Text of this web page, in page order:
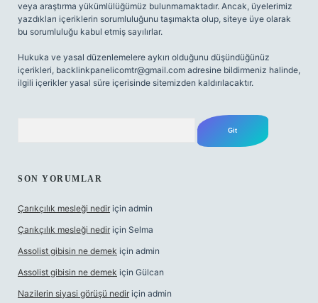
veya araştırma yükümlülüğümüz bulunmamaktadır. Ancak, üyelerimiz
yazdıkları içeriklerin sorumluluğunu taşımakta olup, siteye üye olarak
bu sorumluluğu kabul etmiş sayılırlar.
Hukuka ve yasal düzenlemelere aykırı olduğunu düşündüğünüz
içerikleri, backlinkpanelicomtr@gmail.com adresine bildirmeniz halinde,
ilgili içerikler yasal süre içerisinde sitemizden kaldırılacaktır.
SON YORUMLAR
Çarıkçılık mesleği nedir için admin
Çarıkçılık mesleği nedir için Selma
Assolist gibisin ne demek için admin
Assolist gibisin ne demek için Gülcan
Nazilerin siyasi görüşü nedir için admin